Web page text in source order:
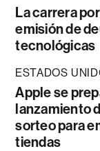
La carrera
emisión de
tecnológicas
ESTADOS
Apple se
lanzamiento
sorteo para
tiendas